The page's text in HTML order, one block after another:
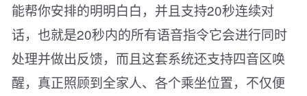
能帮你安排的明明白白，并且支持20秒连续对
话，也就是20秒内的所有语音指令它会进行同时
处理并做出反馈，而且这套系统还支持四音区唤
醒，真正照顾到全家人、各个乘坐位置，不仅便